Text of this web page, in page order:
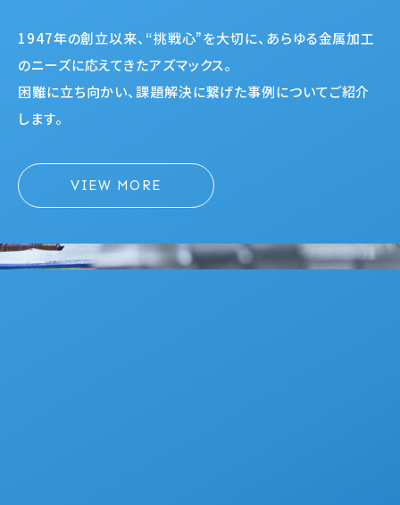
1947年の創立以来、“挑戦心”を大切に、 あらゆる金属加工
のニーズに応えてきたアズマックス。
困難に立ち向かい、課題解決に繋げた事例についてご紹介
します。
VIEW MORE